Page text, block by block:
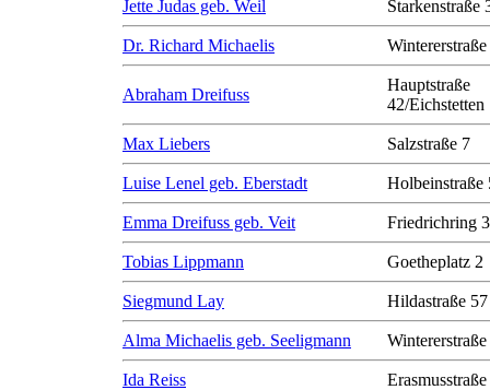
Jette Judas geb. Weil Starkenstraße
Dr. Richard Michaelis
Abraham Dreifuss
Hauptstraße
42/Eichstetten
Max Liebers Salzstraße 7
Luise Lenel geb. Eberstadt Holbeinstraße
Emma Dreifuss geb. Veit Friedrichring
Tobias Lippmann Goetheplatz 2
Siegmund Lay Hildastraße 57
Alma Michaelis geb. Seeligmann
Ida Reiss